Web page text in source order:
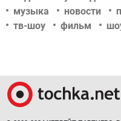
музыка
новости
тв-шоу
фильм